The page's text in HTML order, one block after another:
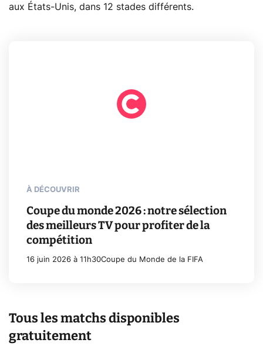
aux États-Unis, dans 12 stades différents.
À DÉCOUVRIR
Coupe du monde 2026 : notre sélection
des meilleurs TV pour profiter de la
compétition
16 juin 2026 à 11h30Coupe du Monde de la FIFA
Tous les matchs disponibles
gratuitement